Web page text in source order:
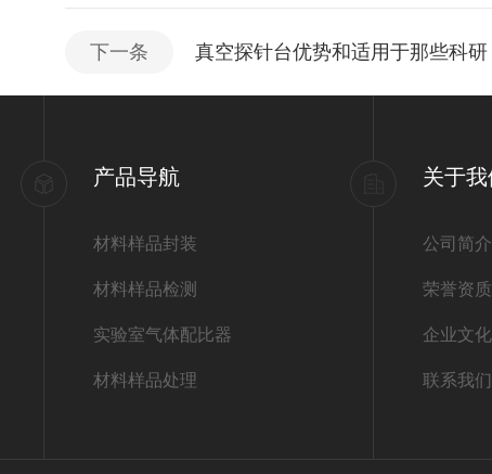
下一条 真空探针台优势和适用于那些科研
产品导航
材料样品封装
材料样品检测
实验室气体配比器
材料样品处理
关于我
公司简介
荣誉资质
企业文化
联系我们